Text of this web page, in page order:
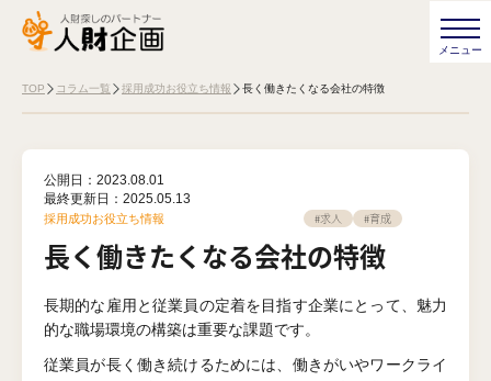
TOP コラム一覧 採用成功お役立ち情報 長く働きたくなる会社の特徴
公開日：2023.08.01
最終更新日： 2025.05.13
採用成功お役立ち情報 #求人 #育成
長く働きたくなる会社の特徴
長期的な雇用と従業員の定着を目指す企業にとって、魅力
的な職場環境の構築は重要な課題です。
従業員が長く働き続けるためには、働きがいやワークライ